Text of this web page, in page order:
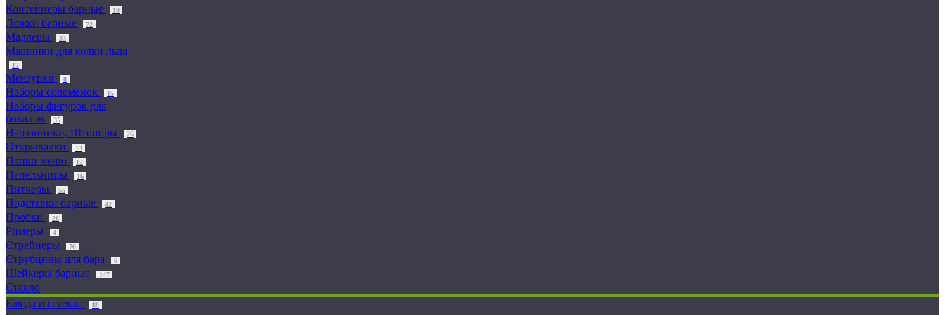
Контейнеры барные
19
Ложки барные 72
Мадлеры 33
Машинки для колки льда
17
Мензурки 8
Наборы соломенок 15
Наборы фигурок для
бокалов
35
Нарзанники, Штопоры 26
Открывалки 13
Папки меню 12
Пепельницы 16
Питчеры 55
Подставки барные 42
Пробки 26
Римеры 4
Стрейнеры 76
Струбцины для бара 6
Шейкеры барные 147
Стекло
Блюда из стекла
80